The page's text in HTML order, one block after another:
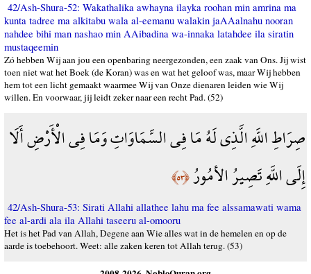
42/Ash-Shura-52: Wakathalika awhayna ilayka roohan min amrina ma
kunta tadree ma alkitabu wala al-eemanu walakin jaAAalnahu nooran
nahdee bihi man nashao min AAibadina wa-innaka latahdee ila siratin
mustaqeemin
Zó hebben Wij aan jou een openbaring neergezonden, een zaak van Ons. Jij wist
toen niet wat het Boek (de Koran) was en wat het geloof was, maar Wij hebben
hem tot een licht gemaakt waarmee Wij van Onze dienaren leiden wie Wij
willen. En voorwaar, jij leidt zeker naar een recht Pad. (52)
صِرَاطِ اللَّهِ الَّذِي لَهُ مَا فِي السَّمَاوَاتِ وَمَا فِي الْأَرْضِ أَلَا
إِلَى اللَّهِ تَصِيرُ الأمُورُ﴿٥٣﴾
42/Ash-Shura-53: Sirati Allahi allathee lahu ma fee alssamawati wama
fee al-ardi ala ila Allahi taseeru al-omooru
Het is het Pad van Allah, Degene aan Wie alles wat in de hemelen en op de
aarde is toebehoort. Weet: alle zaken keren tot Allah terug. (53)